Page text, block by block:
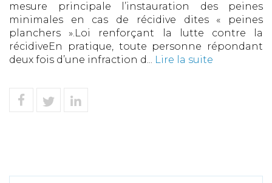
mesure principale l’instauration des peines
minimales en cas de récidive dites « peines
planchers ».Loi renforçant la lutte contre la
récidiveEn pratique, toute personne répondant
deux fois d’une infraction d... Lire la suite